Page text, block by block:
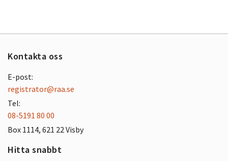
Kontakta oss
E-post:
registrator@raa.se
Tel:
08-5191 80 00
Box 1114, 621 22 Visby
Hitta snabbt